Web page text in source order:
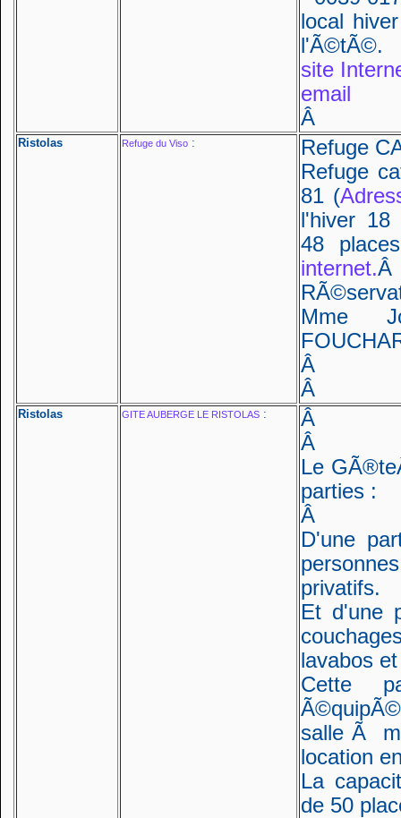
local
l'Ã©tÃ©.
site
email
Â
Ristolas Refuge du Viso :
Refuge
Refuge
81 (
l'hiver
48
internet.Â
Mme
Â
Â
Ristolas GITE AUBERGE LE RISTOLAS :
Â
Â
Le
parties :
Â
D'une
privatifs.
Et d'une
lavabos
Cette
salle Ã
location
La
de 50